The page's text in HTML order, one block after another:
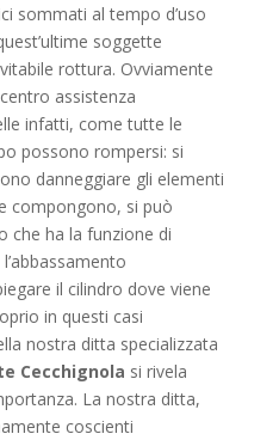
sommati al tempo d’uso
soggette
rottura. Ovviamente
assistenza
infatti, come tutte le
possono rompersi: si
danneggiare gli elementi
compongono, si può
che ha la funzione di
il cilindro dove viene
in questi casi
nostra ditta specializzata
Cecchignola si rivela
La nostra ditta,
coscienti